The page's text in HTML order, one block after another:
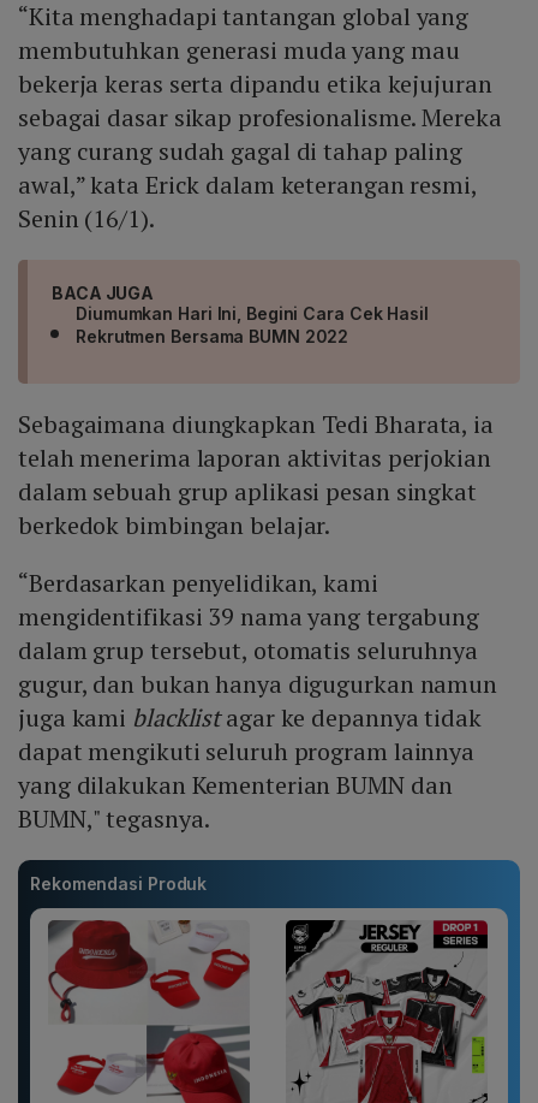
“Kita menghadapi tantangan global yang
membutuhkan generasi muda yang mau
bekerja keras serta dipandu etika kejujuran
sebagai dasar sikap profesionalisme. Mereka
yang curang sudah gagal di tahap paling
awal,” kata Erick dalam keterangan resmi,
Senin (16/1).
BACA JUGA
Diumumkan Hari Ini, Begini Cara Cek Hasil
Rekrutmen Bersama BUMN 2022
Sebagaimana diungkapkan Tedi Bharata, ia
telah menerima laporan aktivitas perjokian
dalam sebuah grup aplikasi pesan singkat
berkedok bimbingan belajar.
“Berdasarkan penyelidikan, kami
mengidentifikasi 39 nama yang tergabung
dalam grup tersebut, otomatis seluruhnya
gugur, dan bukan hanya digugurkan namun
juga kami blacklistagar ke depannya tidak
dapat mengikuti seluruh program lainnya
yang dilakukan Kementerian BUMN dan
BUMN," tegasnya.
Rekomendasi Produk